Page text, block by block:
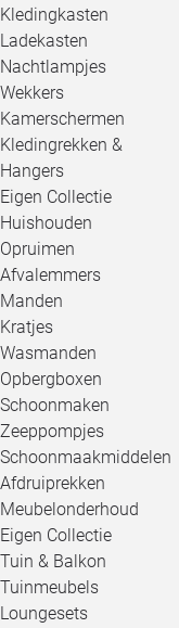
Kledingkasten
Ladekasten
Nachtlampjes
Wekkers
Kamerschermen
Kledingrekken &
Hangers
Eigen Collectie
Huishouden
Opruimen
Afvalemmers
Manden
Kratjes
Wasmanden
Opbergboxen
Schoonmaken
Zeeppompjes
Schoonmaakmiddelen
Afdruiprekken
Meubelonderhoud
Eigen Collectie
Tuin & Balkon
Tuinmeubels
Loungesets